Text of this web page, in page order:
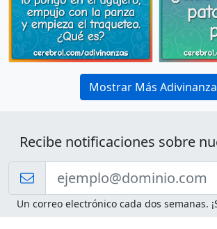
Mostrar Más
Recibe notificaciones sobre
Un correo electrónico cada dos semanas.